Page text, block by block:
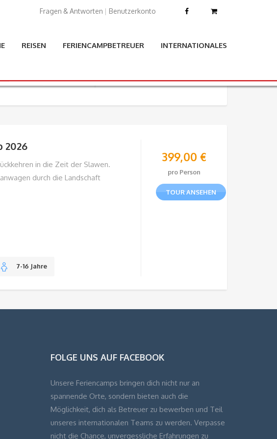
Fragen & Antworten | Benutzerkonto
REISEN FERIENCAMPBETREUER INTERNATIONALES
2026
in die Zeit der Slawen.
durch die Landschaft
399,00 €
pro Person
TOUR ANSEHEN
7-16 Jahre
FOLGE UNS AUF FACEBOOK
Unsere Feriencamps bringen dich nicht nur an
spannende Orte, sondern bieten auch die
Möglichkeit, dich als Betreuer zu bewerben und Teil
unseres internationalen Teams zu werden. Verpasse
nicht die Chance, unvergessliche Erfahrungen zu